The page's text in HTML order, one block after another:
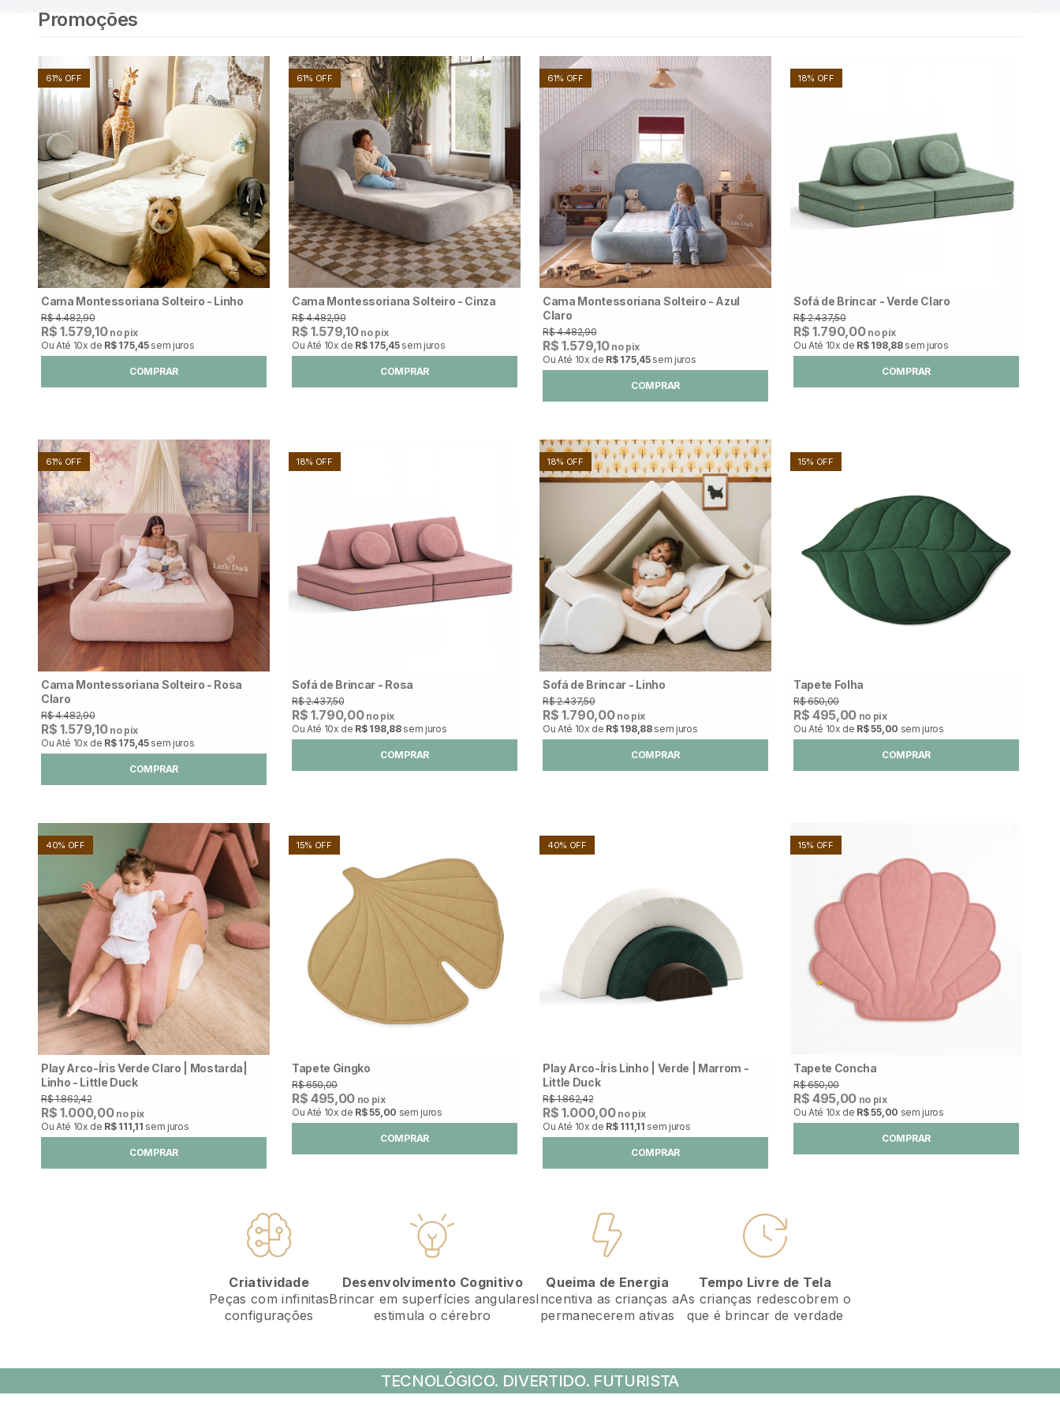
Promoções
61% OFF
Cama Montessoriana Solteiro - Linho
R$ 4.482,90
R$ 1.579,10no pix
Ou Até 10x de R$ 175,45 sem juros
COMPRAR
61% OFF
Cama Montessoriana Solteiro - Cinza
R$ 4.482,90
R$ 1.579,10no pix
Ou Até 10x de R$ 175,45 sem juros
COMPRAR
61% OFF
Cama Montessoriana Solteiro - Azul
Claro
R$ 4.482,90
R$ 1.579,10no pix
Ou Até 10x de R$ 175,45 sem juros
COMPRAR
18% OFF
Sofá de Brincar - Verde Claro
R$ 2.437,50
R$ 1.790,00no pix
Ou Até 10x de R$ 198,88 sem juros
COMPRAR
61% OFF
Cama Montessoriana Solteiro - Rosa
Claro
R$ 4.482,90
R$ 1.579,10no pix
Ou Até 10x de R$ 175,45 sem juros
COMPRAR
18% OFF
Sofá de Brincar - Rosa
R$ 2.437,50
R$ 1.790,00no pix
Ou Até 10x de R$ 198,88 sem juros
COMPRAR
18% OFF
Sofá de Brincar - Linho
R$ 2.437,50
R$ 1.790,00no pix
Ou Até 10x de R$ 198,88 sem juros
COMPRAR
15% OFF
Tapete Folha
R$ 650,00
R$ 495,00 no pix
Ou Até 10x de R$ 55,00 sem juros
COMPRAR
40% OFF
Play Arco-Íris Verde Claro | Mostarda|
Linho - Little Duck
R$ 1.862,42
R$ 1.000,00no pix
Ou Até 10x de R$ 111,11 sem juros
COMPRAR
15% OFF
Tapete Gingko
R$ 650,00
R$ 495,00 no pix
Ou Até 10x de R$ 55,00 sem juros
COMPRAR
40% OFF
Play Arco-Íris Linho | Verde | Marrom -
Little Duck
R$ 1.862,42
R$ 1.000,00no pix
Ou Até 10x de R$ 111,11 sem juros
COMPRAR
15% OFF
Tapete Concha
R$ 650,00
R$ 495,00 no pix
Ou Até 10x de R$ 55,00 sem juros
COMPRAR
Criatividade
Peças com infinitas
configurações
Desenvolvimento Cognitivo
Brincar em superfícies angulares
estimula o cérebro
Queima de Energia
Incentiva as crianças a
permanecerem ativas
Tempo Livre de Tela
As crianças redescobrem o
que é brincar de verdade
TECNOLÓGICO. DIVERTIDO. FUTURISTA